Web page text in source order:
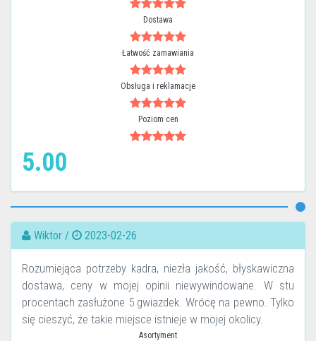
Dostawa
Łatwość zamawiania
Obsługa i reklamacje
Poziom cen
5.00
Wiktor / 2023-02-26
Rozumiejąca potrzeby kadra, niezła jakość, błyskawiczna
dostawa, ceny w mojej opinii niewywindowane. W stu
procentach zasłużone 5 gwiazdek. Wrócę na pewno. Tylko
się cieszyć, że takie miejsce istnieje w mojej okolicy.
Asortyment